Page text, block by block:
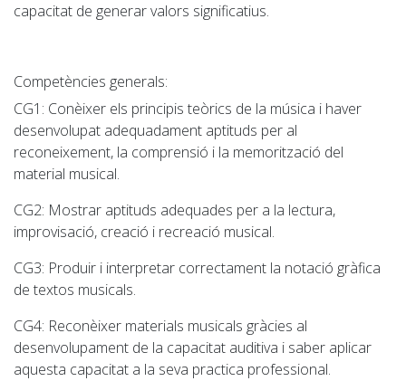
capacitat de generar valors significatius.
Competències generals:
CG1 : Conèixer els principis teòrics de la música i haver
desenvolupat adequadament aptituds per al
reconeixement, la comprensió i la memorització del
material musical.
CG2: Mostrar aptituds adequades per a la lectura,
improvisació, creació i recreació musical.
CG3: Produir i interpretar correctament la notació gràfica
de textos musicals.
CG4: Reconèixer materials musicals gràcies al
desenvolupament de la capacitat auditiva i saber aplicar
aquesta capacitat a la seva practica professional.